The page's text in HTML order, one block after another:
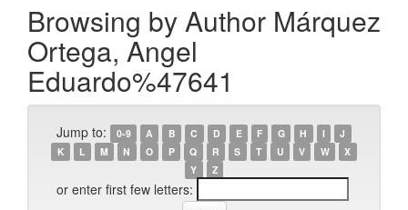
Browsing by Author Márquez
Ortega, Angel
Eduardo%47641
Jump to: 0-9 A B C D E F G H I
J
K
L M N O P Q R S T U V W
X
Y
Z
or enter first few letters: